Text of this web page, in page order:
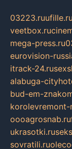
03223.ruufille.ru
veetbox.ru
mega-press.ru
eurovision-
itrack-24.ru
alabuga-
bud-em-
korolevremont-
oooagrosnab.ru
ukrasotki.ru
sovratili.ru